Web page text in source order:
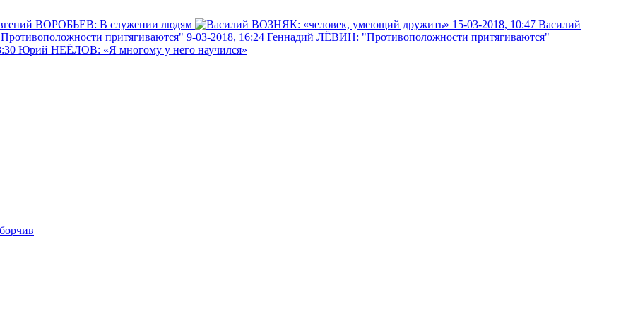
ВОРОБЬЕВ: В служении людям 15-03-2018, 10:47 Василий
9-03-2018, 16:24 Геннадий ЛЁВИН: "Противоположности притягиваются"
Юрий НЕЁЛОВ: «Я многому у него научился»